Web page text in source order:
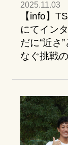
2025.11.03
【info】
にてイン
だに“近さ
なぐ挑戦